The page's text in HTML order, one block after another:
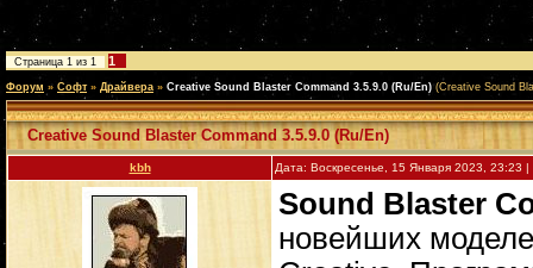
Страница 1 из 1 1
Форум » Софт » Драйвера » Creative Sound Blaster Command 3.5.9.0 (Ru/En) (Creative Sound
Creative Sound Blaster Command 3.5.9.0 (Ru/En)
kbh Дата: Воскресенье, 15 Января 2023,
Sound Blaster
новейших